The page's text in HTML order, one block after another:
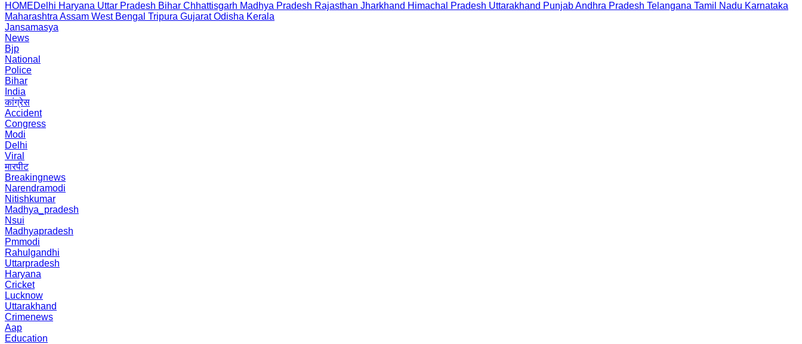
HOMEDelhi Haryana Uttar Pradesh Bihar Chhattisgarh Madhya Pradesh Rajasthan Jharkhand Himachal Pradesh Uttarakhand PunjabAndhra Pradesh Telangana Tamil Nadu Karnataka
Maharashtra Assam West Bengal Tripura Gujarat Odisha Kerala
Jansamasya
News
Bjp
National
Police
Bihar
India
कांग्रेस
Accident
Congress
Modi
Delhi
Viral
मारपीट
Breakingnews
Narendramodi
Nitishkumar
Madhya_pradesh
Nsui
Madhyapradesh
Pmmodi
Rahulgandhi
Uttarpradesh
Haryana
Cricket
Lucknow
Uttarakhand
Crimenews
Aap
Education